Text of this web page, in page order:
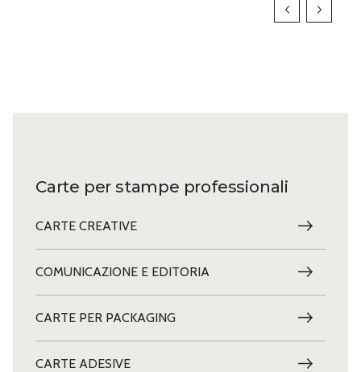
Carte per stampe professionali
CARTE CREATIVE
COMUNICAZIONE E EDITORIA
CARTE PER PACKAGING
CARTE ADESIVE